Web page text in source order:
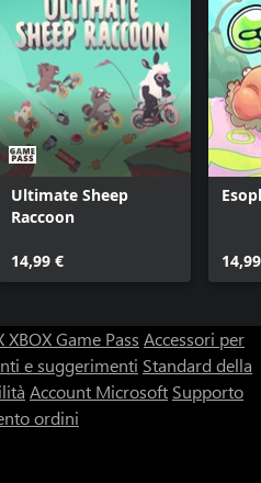
Ultimate Sheep
Raccoon
14,99 €
XBOX Game Pass Accessori per
e suggerimenti Standard della
Account Microsoft Supporto
ordini